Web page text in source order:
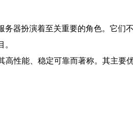
务器扮演着至关重要的角色。它们
高性能、稳定可靠而著称。其主要